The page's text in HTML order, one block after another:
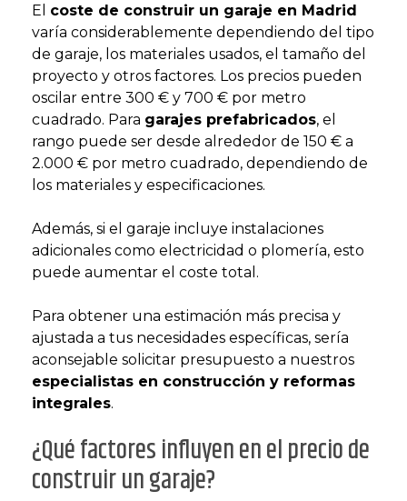
El coste de construir un garaje en Madrid
varía considerablemente dependiendo del tipo
de garaje, los materiales usados, el tamaño del
proyecto y otros factores. Los precios pueden
oscilar entre 300 € y 700 € por metro
cuadrado. Para garajes prefabricados, el
rango puede ser desde alrededor de 150 € a
2.000 € por metro cuadrado, dependiendo de
los materiales y especificaciones​.
Además, si el garaje incluye instalaciones
adicionales como electricidad o plomería, esto
puede aumentar el coste total​.
Para obtener una estimación más precisa y
ajustada a tus necesidades específicas, sería
aconsejable solicitar presupuesto a nuestros
especialistas en construcción y reformas
integrales.
¿Qué factores influyen en el precio de
construir un garaje?